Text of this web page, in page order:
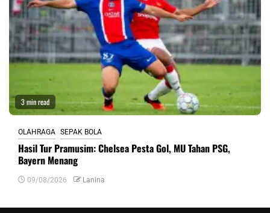
3 min read
OLAHRAGA SEPAK BOLA
Hasil Tur Pramusim: Chelsea Pesta Gol, MU Tahan PSG,
Bayern Menang
09/08/2026 Lanina